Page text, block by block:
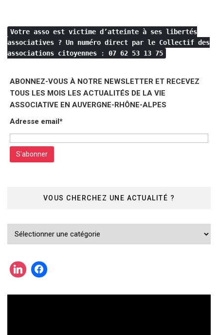
Votre asso est victime d’atteinte à ses libertés
associatives ? Un numéro direct par le Collectif des
associations citoyennes : 07 62 53 13 75
ABONNEZ-VOUS À NOTRE NEWSLETTER ET RECEVEZ
TOUS LES MOIS LES ACTUALITÉS DE LA VIE
ASSOCIATIVE EN AUVERGNE-RHÔNE-ALPES
Adresse email*
VOUS CHERCHEZ UNE ACTUALITÉ ?
Vous
actualité
?